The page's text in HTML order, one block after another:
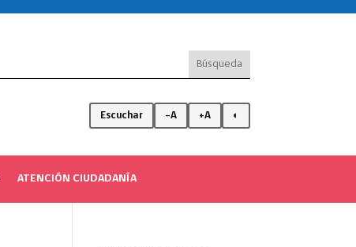
Escuchar -A +A ◐
ATENCIÓN CIUDADANÍA